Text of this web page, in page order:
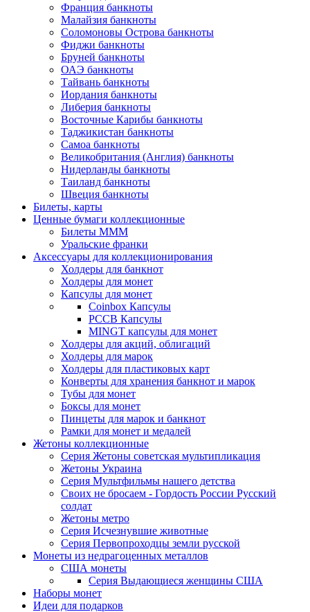
Франция банкноты
Малайзия банкноты
Соломоновы Острова банкноты
Фиджи банкноты
Бруней банкноты
ОАЭ банкноты
Тайвань банкноты
Иордания банкноты
Либерия банкноты
Восточные Карибы банкноты
Таджикистан банкноты
Самоа банкноты
Великобритания (Англия) банкноты
Нидерланды банкноты
Таиланд банкноты
Швеция банкноты
Билеты, карты
Ценные бумаги коллекционные
Билеты МММ
Уральские франки
Аксессуары для коллекционирования
Холдеры для банкнот
Холдеры для монет
Капсулы для монет
Coinbox Капсулы
РССВ Капсулы
MINGT капсулы для монет
Холдеры для акций, облигаций
Холдеры для марок
Холдеры для пластиковых карт
Конверты для хранения банкнот и марок
Тубы для монет
Боксы для монет
Пинцеты для марок и банкнот
Рамки для монет и медалей
Жетоны коллекционные
Серия Жетоны советская мультипликация
Жетоны Украина
Серия Мультфильмы нашего детства
Своих не бросаем - Гордость России Русский
солдат
Жетоны метро
Серия Исчезнувшие животные
Серия Первопроходцы земли русской
Монеты из недрагоценных металлов
США монеты
Серия Выдающиеся женщины США
Наборы монет
Идеи для подарков